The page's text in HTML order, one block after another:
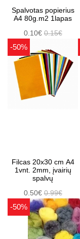
Spalvotas popierius
A4 80g.m2 1lapas
0.10€0.15€
-50%
Filcas 20x30 cm A4
1vnt. 2mm, įvairių
spalvų
0.50€0.99€
-50%